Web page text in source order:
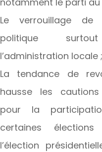
Le verrouillage de
politique
l’administration locale ;
La tendance de
hausse les cautions
pour la
certaines élections
l’élection